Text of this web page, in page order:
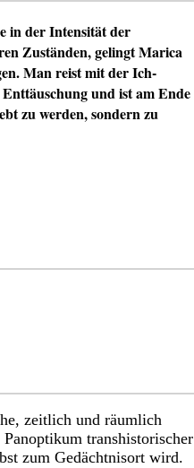
in der Intensität der
Zuständen, gelingt Marica
Man reist mit der Ich-
und ist am Ende
zu werden, sondern zu
zeitlich und räumlich
transhistorischer
zum Gedächtnisort wird.